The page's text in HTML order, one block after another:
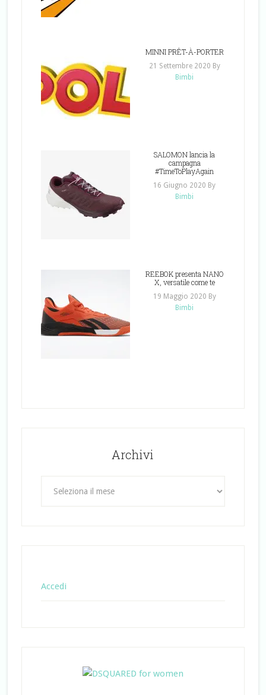
MINNI PRÊT-À-PORTER
21 Settembre 2020 By
Bimbi
SALOMON lancia la
campagna
#TimeToPlayAgain
16 Giugno 2020 By
Bimbi
REEBOK presenta NANO
X, versatile come te
19 Maggio 2020 By
Bimbi
Archivi
Accedi